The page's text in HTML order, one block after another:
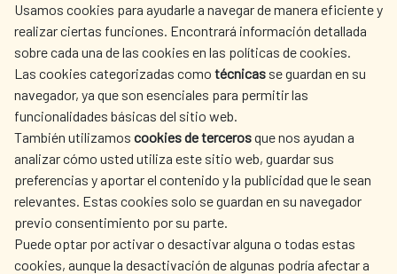
Usamos cookies para ayudarle a navegar de manera eficiente y
realizar ciertas funciones. Encontrará información detallada
sobre cada una de las cookies en las políticas de cookies.
Las cookies categorizadas como técnicas se guardan en su
navegador, ya que son esenciales para permitir las
funcionalidades básicas del sitio web.
También utilizamos cookies de tercerosque nos ayudan a
analizar cómo usted utiliza este sitio web, guardar sus
preferencias y aportar el contenido y la publicidad que le sean
relevantes. Estas cookies solo se guardan en su navegador
previo consentimiento por su parte.
Puede optar por activar o desactivar alguna o todas estas
cookies, aunque la desactivación de algunas podría afectar a
centro.informacion@aecid.es
LA AECID
DÓNDE COOPERAMOS
ACCIÓN HUMANITARIA
SALA DE PRENSA
CULTURA Y CIENCIA
BIBLIOTECA
NUESTRAS REDES SOCIALES